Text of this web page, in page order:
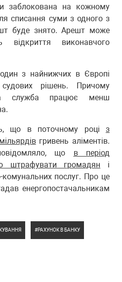
заблокована на кожному
списання суми з одного з
буде знято. Арешт може
відкриття виконавчого
з найнижчих в Європі
рішень. Причому
служба працює менш
що в поточному році з
гривень аліментів.
що в період
штрафувати громадян і
комунальних послуг. Про це
енергопостачальникам
РАХУНОК В БАНКУ